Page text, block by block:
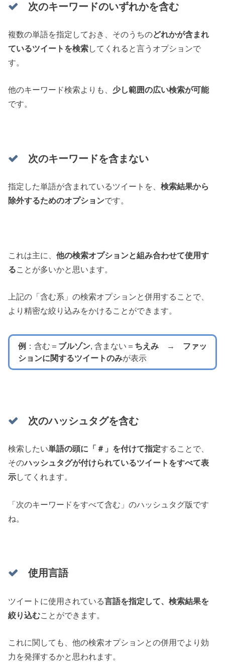
次のキーワードのいずれかを含む
複数の単語を指定しておき、そのうちのどれかが含まれ
ているツイートを検索してくれると言うオプションで
す。
他のキーワード検索よりも、 少し範囲の広い検索が可能
です。
次のキーワードを含まない
指定した単語が含まれているツイートを、検索結果から
除外するためのオプションです。
これは主に、他の検索オプションと組み合わせて使用す
ることが多いかと思います。
上記の「含む系」の検索オプションと併用することで、
より精密な絞り込みをかけることができます。
例 ：含む＝ ブルゾン, 含まない＝ ちえみ→ ファッ
ションに関するツイートのみが表示
次のハッシュタグを含む
検索したい単語の頭に「＃」を付けて指定することで、
そのハッシュタグが付けられているツイートをすべて表
示してくれます。
「次のキーワードをすべて含む」のハッシュタグ版です
ね。
使用言語
ツイートに使用されている言語を指定して、検索結果を
絞り込むことができます。
これに関しても、他の検索オプションとの併用でより効
力を発揮するかと思われます。